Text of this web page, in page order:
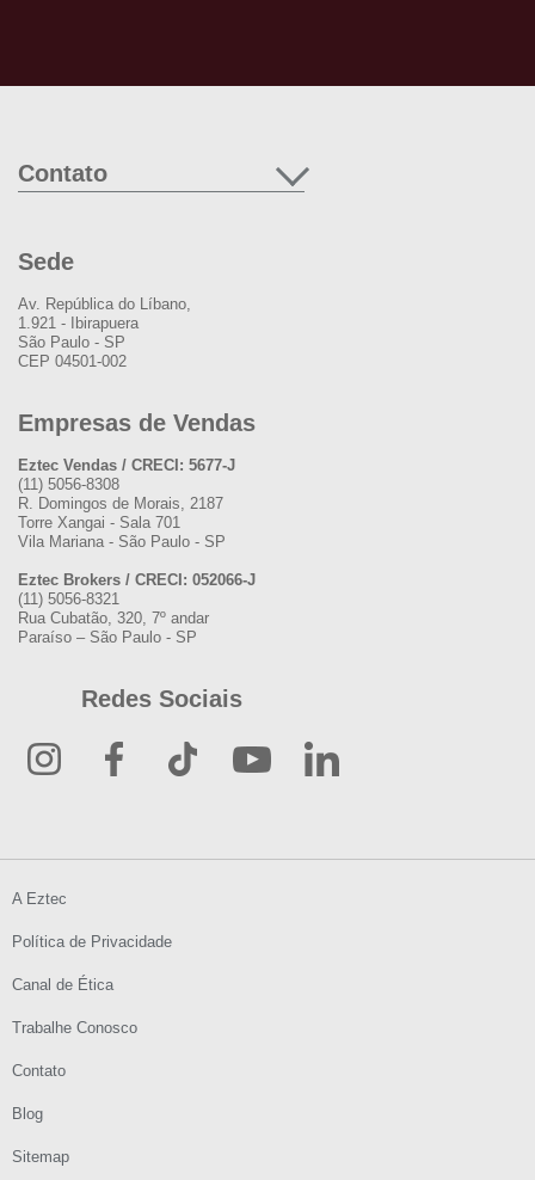
Contato
Sede
Av. República do Líbano,
1.921 - Ibirapuera
São Paulo - SP
CEP 04501-002
Empresas de Vendas
Eztec Vendas / CRECI: 5677-J
(11) 5056-8308
R. Domingos de Morais, 2187
Torre Xangai - Sala 701
Vila Mariana - São Paulo - SP
Eztec Brokers / CRECI: 052066-J
(11) 5056-8321
Rua Cubatão, 320, 7º andar
Paraíso – São Paulo - SP
Redes Sociais
A Eztec
Política de Privacidade
Canal de Ética
Trabalhe Conosco
Contato
Blog
Sitemap